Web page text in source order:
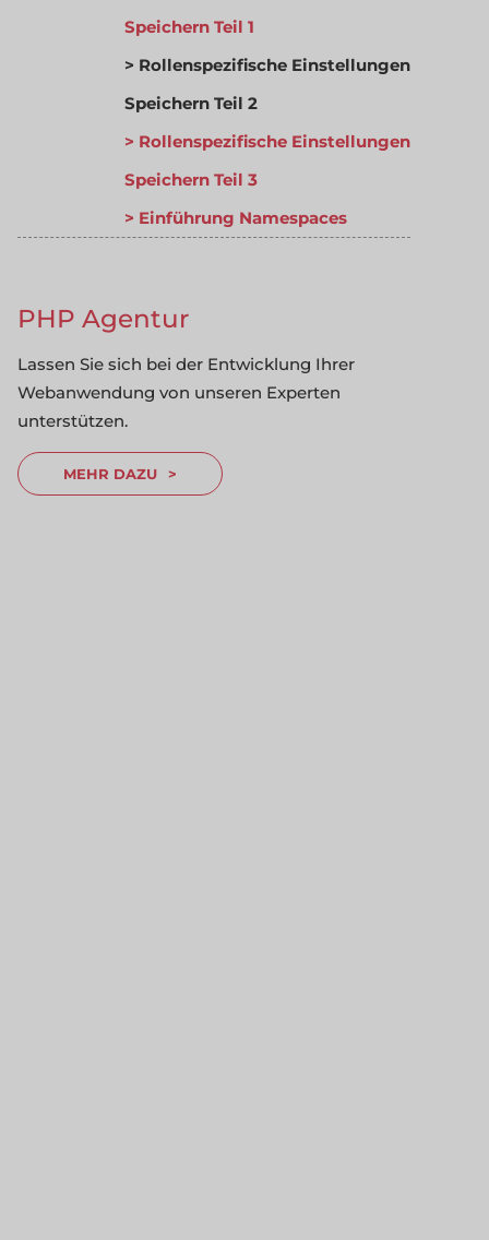
Speichern Teil 1
Rollenspezifische Einstellungen
Speichern Teil 2
Rollenspezifische Einstellungen
Speichern Teil 3
Einführung Namespaces
PHP Agentur
Lassen Sie sich bei der Entwicklung Ihrer
Webanwendung von unseren Experten
unterstützen.
MEHR DAZU